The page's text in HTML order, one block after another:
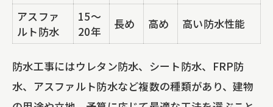
アスファ
ルト防水
15～
20年
長め 高め 高い防水性能
防水工事にはウレタン防水、シート防水、FRP防
水、アスファルト防水など複数の種類があり、建物